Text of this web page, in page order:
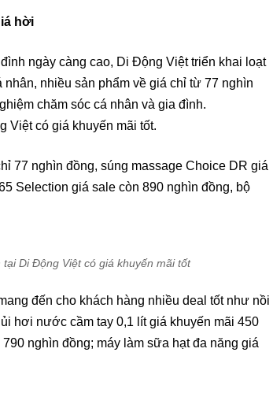
hời
ngày càng cao, Di Động Việt triển khai loạt
nhiều sản phẩm về giá chỉ từ 77 nghìn
chăm sóc cá nhân và gia đình.
Việt có giá khuyến mãi tốt.
77 nghìn đồng, súng massage Choice DR giá
Selection giá sale còn 890 nghìn đồng, bộ
Di Động Việt có giá khuyến mãi tốt
đến cho khách hàng nhiều deal tốt như nồi
hơi nước cầm tay 0,1 lít giá khuyến mãi 450
nghìn đồng; máy làm sữa hạt đa năng giá